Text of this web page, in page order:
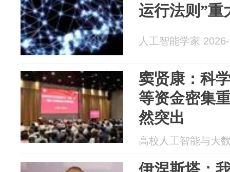
运行法则”重
人工智能学家
窦贤康：科
等资金密集
然突出
高校人工智能与大